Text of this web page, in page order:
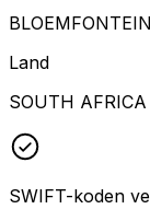
Land
SOUTH AFRICA
SWIFT-koden